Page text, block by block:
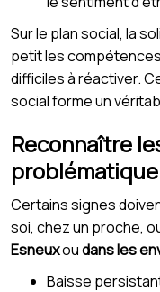
Sur le plan social, la
petit les
difficiles à réactiver.
social forme un
Reconnaître
problématique
Certains signes
soi, chez un proche,
Esneuxoudans les
Baisse